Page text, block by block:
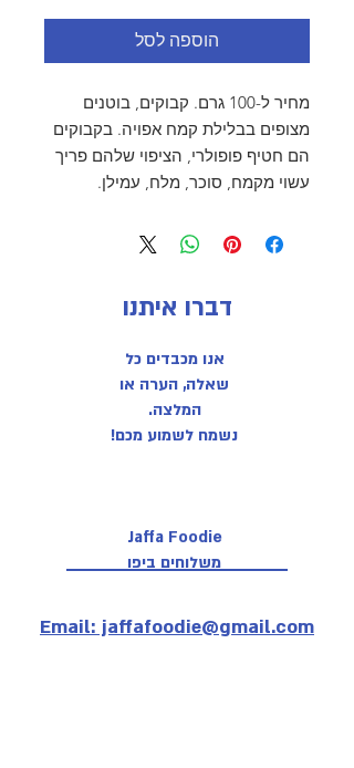
הוספה לסל
מחיר ל-100 גרם. קבוקים, בוטנים
מצופים בבלילת קמח אפויה. בקבוקים
הם חטיף פופולרי, הציפוי שלהם פריך
עשוי מקמח, סוכר, מלח, עמילן.
אנו מכבדים כל
שאלה, הערה או
המלצה.
נשמח לשמוע מכם!
Jaffa Foodie
משלוחים ביפו
Email: jaffafoodie@gmail.com
דברו איתנו